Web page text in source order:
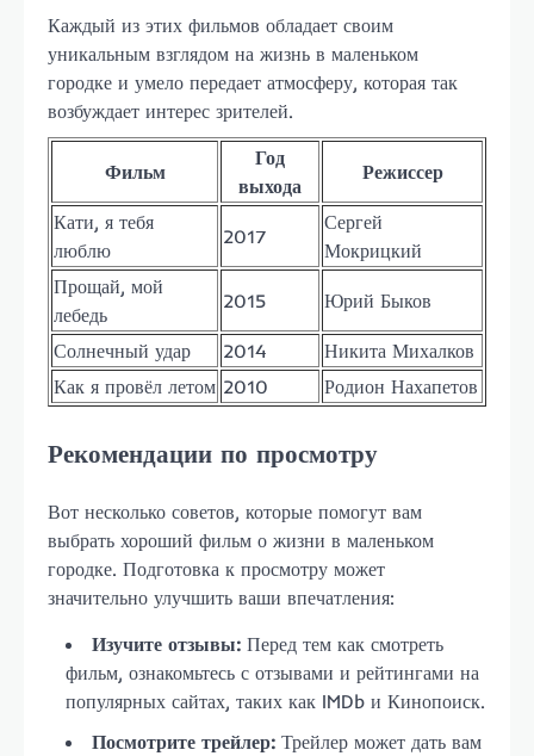
Каждый из этих фильмов обладает своим
уникальным взглядом на жизнь в маленьком
городке и умело передает атмосферу, которая так
возбуждает интерес зрителей.
Фильм
Год
выхода
Режиссер
Кати, я тебя
люблю
2017
Сергей
Мокрицкий
Прощай, мой
лебедь
2015 Юрий Быков
Солнечный удар 2014
Никита Михалков
Как я провёл летом 2010 Родион Нахапетов
Рекомендации по просмотру
Вот несколько советов, которые помогут вам
выбрать хороший фильм о жизни в маленьком
городке. Подготовка к просмотру может
значительно улучшить ваши впечатления:
Изучите отзывы: Перед тем как смотреть
фильм, ознакомьтесь с отзывами и рейтингами на
популярных сайтах, таких как IMDb и Кинопоиск.
Посмотрите трейлер: Трейлер может дать вам